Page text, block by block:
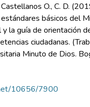
Castellanos O., C. D.
básicos del
y la guía de orientación
ciudadanas.
Minuto de Dios.
10656/7900